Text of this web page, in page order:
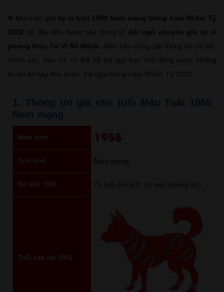
Mọi luận giải tử vi tuổi 1958 Nam mạng trong năm Nhâm Tý
2032 tại đây đều được xây dựng từ đội ngũ chuyên gia tử vi
phong thủy Tử Vi Số Mệnh
, đảm bảo cung cấp thông tin chi tiết,
chính xác, hữu ích có thể hỗ trợ quý bạn chủ động trước những
thuận lợi hay khó khăn, trở ngại trong năm Nhâm Tý 2032.
1. Thông tin gia chủ tuổi Mậu Tuất 1958
Nam mạng
Năm sinh 1958
Giới tính Nam mạng
Độ tuổi 1958 75 tuổi âm lịch, 74 tuổi dương lịch.
Tuổi can chi 1958